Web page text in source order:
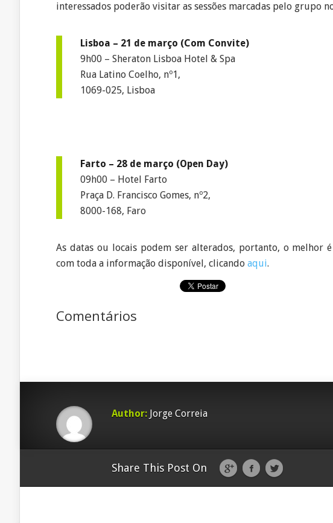
interessados poderão visitar as sessões marcadas pelo grupo
Lisboa – 21 de março (Com Convite)
9h00 – Sheraton Lisboa Hotel & Spa
Rua Latino Coelho, nº1,
1069-025, Lisboa
Farto – 28 de março (Open Day)
09h00 – Hotel Farto
Praça D. Francisco Gomes, nº2,
8000-168, Faro
As datas ou locais podem ser alterados, portanto, o melhor
com toda a informação disponível, clicando aqui.
Comentários
Author: Jorge Correia
Share This Post On